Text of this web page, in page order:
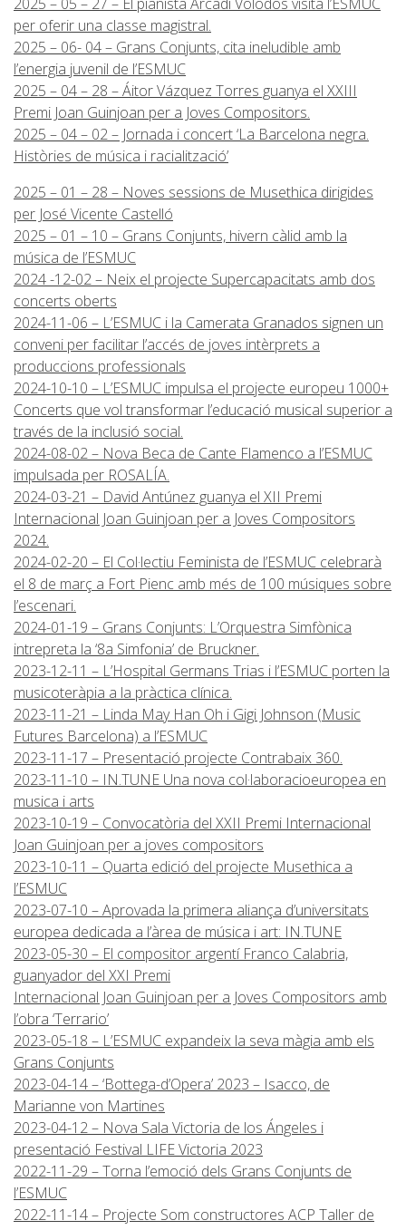
per oferir una classe magistral.
2025 – 06- 04 – Grans Conjunts, cita ineludible amb
l’energia juvenil de l’ESMUC
2025 – 04 – 28 – Áitor Vázquez Torres guanya el XXIII
Premi Joan Guinjoan per a Joves Compositors.
2025 – 04 – 02 – Jornada i concert ‘La Barcelona negra.
Històries de música i racialització’
2025 – 01 – 28 – Noves sessions de Musethica dirigides
per José Vicente Castelló
2025 – 01 – 10 – Grans Conjunts, hivern càlid amb la
música de l’ESMUC
2024 -12-02 – Neix el projecte Supercapacitats amb dos
concerts oberts
2024-11-06 – L’ESMUC i la Camerata Granados signen un
conveni per facilitar l’accés de joves intèrprets a
produccions professionals
2024-10-10 – L’ESMUC impulsa el projecte europeu 1000+
Concerts que vol transformar l’educació musical superior a
través de la inclusió social.
2024-08-02 – Nova Beca de Cante Flamenco a l’ESMUC
impulsada per ROSALÍA.
2024-03-21 – David Antúnez guanya el XII Premi
Internacional Joan Guinjoan per a Joves Compositors
2024.
2024-02-20 – El Col·lectiu Feminista de l’ESMUC celebrarà
el 8 de març a Fort Pienc amb més de 100 músiques sobre
l’escenari.
2024-01-19 – Grans Conjunts: L’Orquestra Simfònica
intrepreta la ‘8a Simfonia’ de Bruckner.
2023-12-11 – L’Hospital Germans Trias i l’ESMUC porten la
musicoteràpia a la pràctica clínica.
2023-11-21 – Linda May Han Oh i Gigi Johnson (Music
Futures Barcelona) a l’ESMUC
2023-11-17 – Presentació projecte Contrabaix 360.
2023-11-10 – IN.TUNE Una nova col·laboracioeuropea en
musica i arts
2023-10-19 – Convocatòria del XXII Premi Internacional
Joan Guinjoan per a joves compositors
2023-10-11 – Quarta edició del projecte Musethica a
l’ESMUC
2023-07-10 – Aprovada la primera aliança d’universitats
europea dedicada a l’àrea de música i art: IN.TUNE
2023-05-30 – El compositor argentí Franco Calabria,
guanyador del XXI Premi
Internacional Joan Guinjoan per a Joves Compositors amb
l’obra ‘Terrario’
2023-05-18 – L’ESMUC expandeix la seva màgia amb els
Grans Conjunts
2023-04-14 – ‘Bottega-d’Opera’ 2023 – Isacco, de
Marianne von Martines
2023-04-12 – Nova Sala Victoria de los Ángeles i
presentació Festival LIFE Victoria 2023
2022-11-29 – Torna l’emoció dels Grans Conjunts de
l’ESMUC
2022-11-14 – Projecte Som constructores ACP Taller de